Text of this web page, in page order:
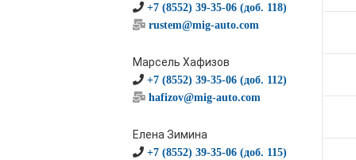
+7 (8552) 39-35-06 (доб. 118)
rustem@mig-auto.com
Марсель Хафизов
+7 (8552) 39-35-06 (доб. 112)
hafizov@mig-auto.com
Елена Зимина
+7 (8552) 39-35-06 (доб. 115)